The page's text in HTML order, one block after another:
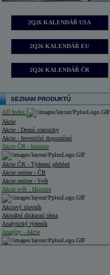
2Q26 KALENDÁŘ USA
2Q26 KALENDÁŘ EU
2Q26 KALENDÁŘ ČR
SEZNAM PRODUKTŮ
AD Index
Akcie
Akcie - Denní statistiky
Akcie - Investiční doporučení
Akcie ČR - historie
Akcie ČR - Týdenní přehled
Akcie online - ČR
Akcie online - Svět
Akcie svět - Historie
Akciový slovník
Aktuální diskusní téma
Analytický týdeník
Analýzy - Akcie